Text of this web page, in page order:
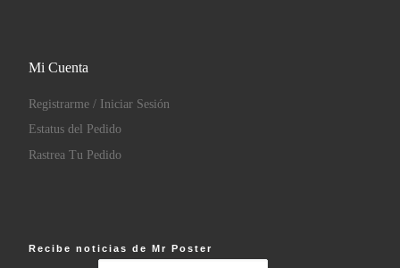
Mi Cuenta
Registrarme / Iniciar Sesión
Estatus del Pedido
Rastrea Tu Pedido
Recibe noticias de Mr Poster